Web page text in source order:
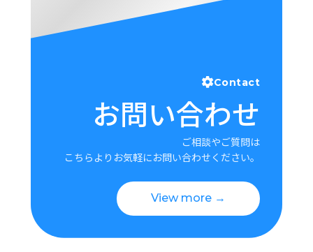
Contact
お問い合わせ
ご相談やご質問は
こちらよりお気軽にお問い合わせください。
View more →